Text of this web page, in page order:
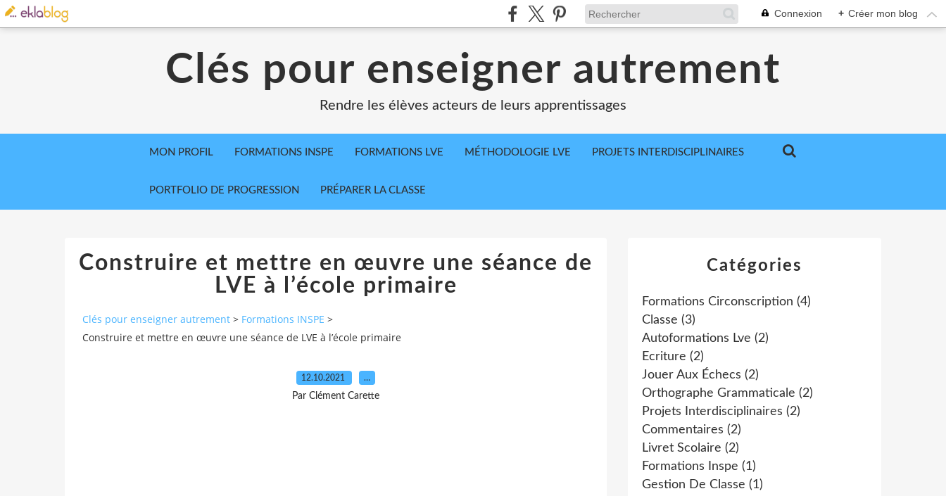
Connexion + Créer mon blog
Clés pour enseigner autrement
Rendre les élèves acteurs de leurs apprentissages
MON PROFIL FORMATIONS INSPE FORMATIONS LVE MÉTHODOLOGIE LVE PROJETS INTERDISCIPLINAIRES
PORTFOLIO DE PROGRESSION PRÉPARER LA CLASSE
Construire et mettre en œuvre une séance de
LVE à l’école primaire
Clés pour enseigner autrement > Formations INSPE >
Construire et mettre en œuvre une séance de LVE à l’école primaire
12.10.2021 …
Par Clément Carette
Catégories
Formations Circonscription (4)
Classe (3)
Autoformations Lve (2)
Ecriture (2)
Jouer Aux Échecs (2)
Orthographe Grammaticale (2)
Projets Interdisciplinaires (2)
Commentaires (2)
Livret Scolaire (2)
Formations Inspe (1)
Gestion De Classe (1)